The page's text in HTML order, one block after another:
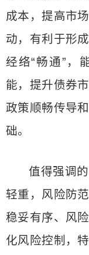
成本，提高市
动，有利于形
经络“畅通”，
能，提升债券
政策顺畅传导
础。
值得强调
轻重，风险防
稳妥有序、风
化风险控制，